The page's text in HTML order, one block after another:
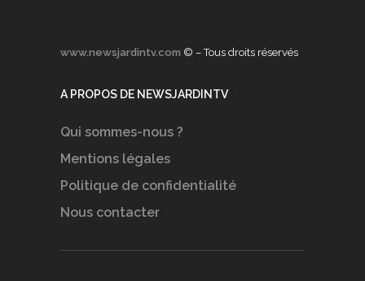
www.newsjardintv.com © – Tous droits réservés
A PROPOS DE NEWSJARDINTV
Qui sommes-nous ?
Mentions légales
Politique de confidentialité
Nous contacter